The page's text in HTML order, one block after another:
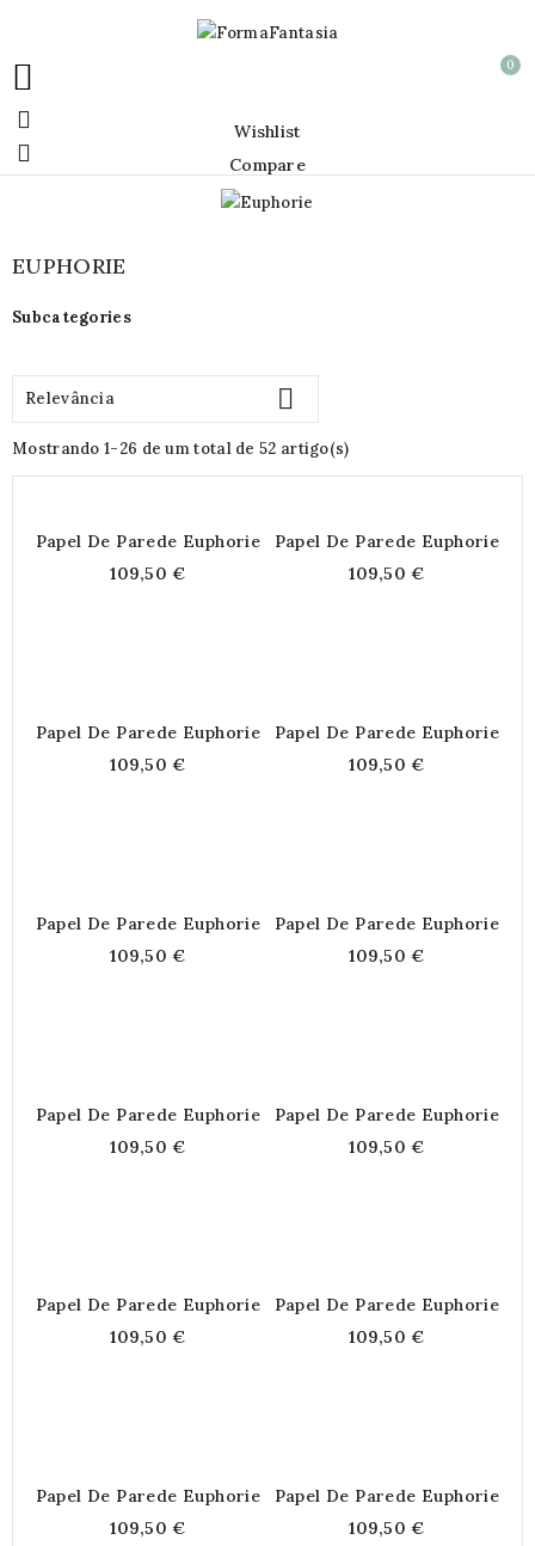
 0
 Wishlist
 Compare
EUPHORIE
Subcategories
Relevância 
Mostrando 1-26 de um total de 52 artigo(s)
Papel De Parede Euphorie
109,50 €
Papel De Parede Euphorie
109,50 €
Papel De Parede Euphorie
109,50 €
Papel De Parede Euphorie
109,50 €
Papel De Parede Euphorie
109,50 €
Papel De Parede Euphorie
109,50 €
Papel De Parede Euphorie
109,50 €
Papel De Parede Euphorie
109,50 €
Papel De Parede Euphorie
109,50 €
Papel De Parede Euphorie
109,50 €
Papel De Parede Euphorie
109,50 €
Papel De Parede Euphorie
109,50 €